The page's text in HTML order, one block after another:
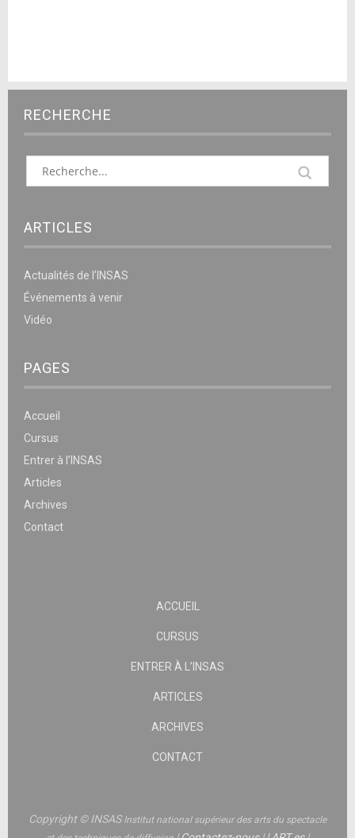
RECHERCHE
ARTICLES
Actualités de l’INSAS
Événements à venir
Vidéo
PAGES
Accueil
Cursus
Entrer à l’INSAS
Articles
Archives
Contact
ACCUEIL
CURSUS
ENTRER À L’INSAS
ARTICLES
ARCHIVES
CONTACT
Copyright © INSASInstitut national supérieur des arts du spectacle